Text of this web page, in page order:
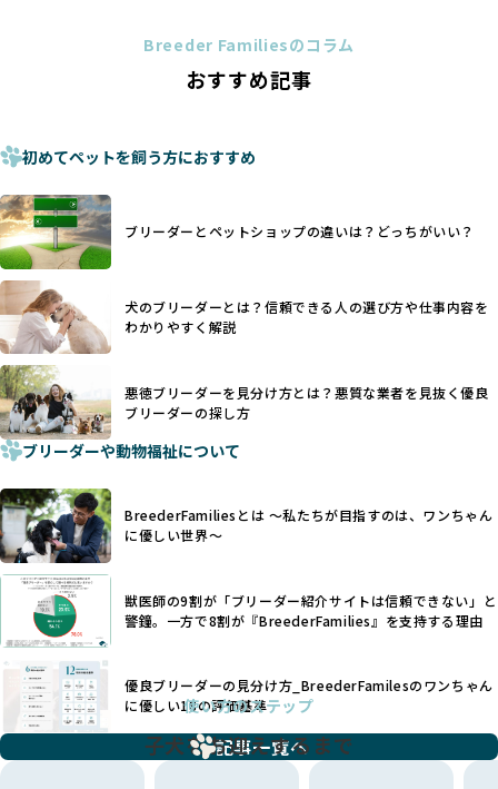
法令レベルの最低基準にとどまっていることが問題です。こ
ものに過ぎず、ワンちゃんの心身の福祉やブリーダーの責任
少なくなく、消費者にとって選択の判断が難しい現状があり
さらに、書類審査のみで掲載が許可されるサイトが多く、実
際の飼育環境やブリーダーの姿勢が見えにくい点も課題で
す。こうしたサイトでは、ブリーダーが記載する情報が主で
あり、実際の現場や日々のケアの状況がわからないため、営
利優先の「悪徳ブリーダー」が含まれるリスクが高まりま
す。
BreederFamiliesでは、ワンちゃんを大切にする「優良ブリ
ーダー」のみを紹介するために、法令を超えた独自の基準を
設け、ブリーダーの理念や飼育環境の厳格なチェックを行っ
ています。
一部の営利優先のブリーディングでは、母犬の出産負担を考
えずに大量繁殖が行われ、親犬が心身ともに疲弊するケース
が見られます。さらに、コストカットのために食事を減らし
たり、栄養のない食事を与える、適切な健康管理が行われな
いなど、ワンちゃんの健康と福祉が犠牲にされることも少な
くありません。
また、健康リスクが予測しづらいミックス犬の繁殖や、愛情
が行き届かない多頭飼育等も問題です。これらのブリーディ
ング手法は、ワンちゃんの福祉を無視し、利益のみを追求す
るブリーダーによるものが多く、消費者にとっても深刻な課
題となっています。
BreederFamiliesでは、こうしたワンちゃんに優しくないブ
リーディングをなくすため、すべてのワンちゃんを家族のよ
うに大切に飼育・繁殖を行っている「優良ブリーダー」のみ
に断尾（しっぽを切る）や断耳（耳を切る）が行われている
ことがあります。
これは痛みを伴う処置で、ワンちゃんの身体的な負担が大き
手段でもあるため、切断されることで他の犬や人間との意思
ヨーロッパ諸国ではこうした処置が禁止されている一方で、
日本ではいまだ行われる場合があります。
優良ブリーダーは動物福祉を優先し、ワンちゃんの自然な姿
を大切にするため断尾・断耳を行いません。
一方、営利優先ブリーダーでは「見た目が良く売れやすい」
ことを理由に断尾や断耳を行うことがあり、中には麻酔なし
で処置するケースも見受けられます。
「耳やしっぽを切らない」詳細はこちら
犬種ごとに異なる健康リスクや育て方のポイントを理解し、
適切に対応するためには、深い知識と豊富な経験が欠かせま
せん。現在、犬種は200種類以上あり、それぞれに特有の健康
たとえば、パグは呼吸器系のトラブルを抱えやすく、ラブラ
ドール・レトリバーには股関節形成不全への注意が必要で
す。このような犬種ごとの違いを熟知し、適切なケアを提供
できるかどうかは、ブリーダーの専門性に大きく関わりま
す。
優良ブリーダーは、少数の犬種（一般的に3種以内）に絞って
繁殖を行い、各犬種の特徴を熟知しています。これにより、
犬種ごとの健康管理や繁殖において質の高いケアを提供する
ことが可能です。
一方、営利優先ブリーダーは流行や需要に応じて扱う犬種を
増やす傾向があり、犬種ごとに異なる健康問題や適切な育成
環境を十分に考慮しない場合があります。こうしたブリーダ
Breeder Familiesのコラム
おすすめ記事
初めてペットを飼う方におすすめ
ブリーダーとペットショップの違いは？どっちがいい？
犬のブリーダーとは？信頼できる人の選び方や仕事内容を
わかりやすく解説
悪徳ブリーダーを見分け方とは？悪質な業者を見抜く優良
ブリーダーの探し方
ブリーダーや動物福祉について
BreederFamiliesとは 〜私たちが目指すのは、ワンちゃん
に優しい世界〜
獣医師の9割が「ブリーダー紹介サイトは信頼できない」と
警鐘。一方で8割が『BreederFamilies』を支持する理由
優良ブリーダーの見分け方_BreederFamilesのワンちゃん
に優しい18の評価基準
記事一覧へ
使い方のステップ
子犬をお迎えするまで